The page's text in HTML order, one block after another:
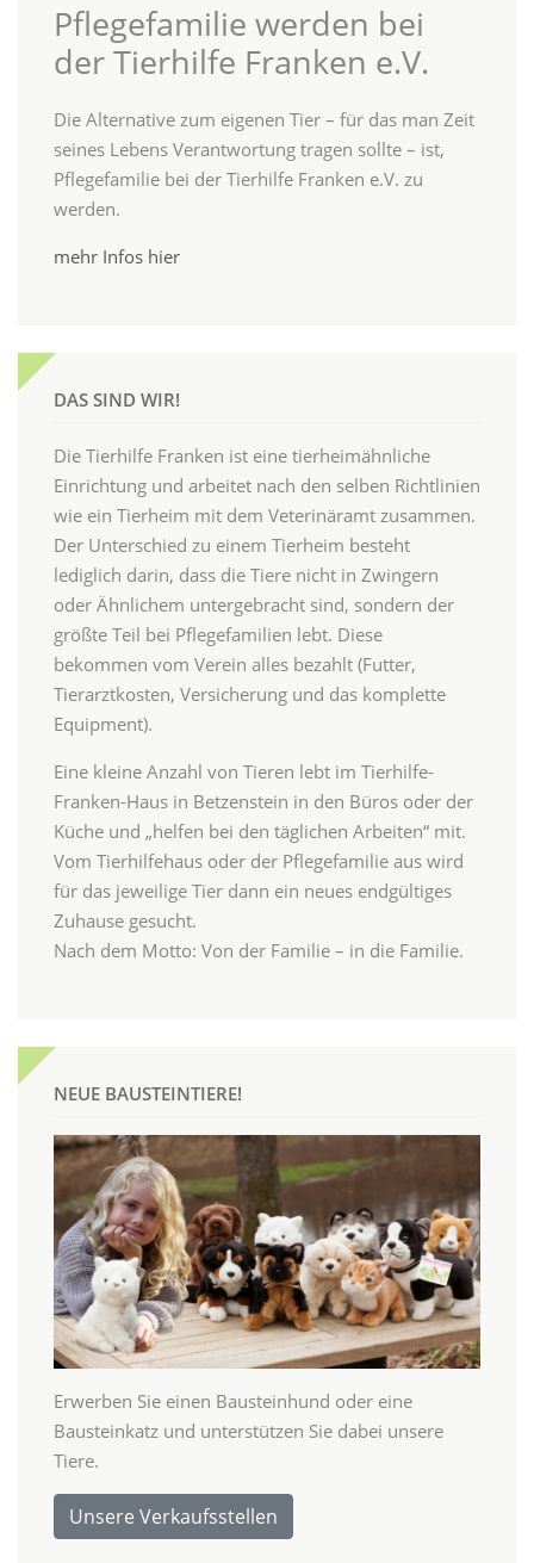
Pflegefamilie werden bei
der Tierhilfe Franken e.V.
Die Alternative zum eigenen Tier – für das man Zeit
seines Lebens Verantwortung tragen sollte – ist,
Pflegefamilie bei der Tierhilfe Franken e.V. zu
werden.
mehr Infos hier
DAS SIND WIR!
Die Tierhilfe Franken ist eine tierheimähnliche
Einrichtung und arbeitet nach den selben Richtlinien
wie ein Tierheim mit dem Veterinäramt zusammen.
Der Unterschied zu einem Tierheim besteht
lediglich darin, dass die Tiere nicht in Zwingern
oder Ähnlichem untergebracht sind, sondern der
größte Teil bei Pflegefamilien lebt. Diese
bekommen vom Verein alles bezahlt (Futter,
Tierarztkosten, Versicherung und das komplette
Equipment).
Eine kleine Anzahl von Tieren lebt im Tierhilfe-
Franken-Haus in Betzenstein in den Büros oder der
Küche und „helfen bei den täglichen Arbeiten“ mit.
Vom Tierhilfehaus oder der Pflegefamilie aus wird
für das jeweilige Tier dann ein neues endgültiges
Zuhause gesucht.
Nach dem Motto: Von der Familie – in die Familie.
NEUE BAUSTEINTIERE!
Erwerben Sie einen Bausteinhund oder eine
Bausteinkatz und unterstützen Sie dabei unsere
Tiere.
Unsere Verkaufsstellen